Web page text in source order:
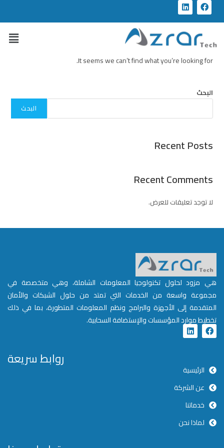
It seems we can’t find what you’re looking for.
البحث
البحث
Recent Posts
Recent Comments
لا توجد تعليقات للعرض.
هي مزود لحلول تكنولوجيا المعلومات الشاملة، وهي متخصصة في
مجموعة واسعة من الخدمات التي تمتد من حلول الشبكات والأمان
المتقدمة إلى الأجهزة والبرامج ونظم المعلومات المتطورة، بما في ذلك
تخطيط موارد المؤسسات والإستضافة السحابية.
روابط سريعة
الرئيسية
عن الشركة
خدماتنا
لماذا نحن